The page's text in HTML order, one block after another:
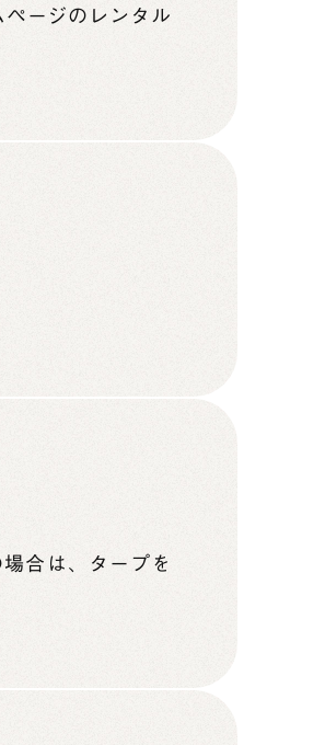
ージのレンタル
合は、タープを